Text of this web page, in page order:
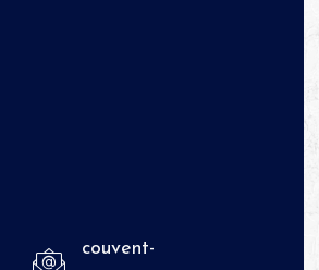
couvent-